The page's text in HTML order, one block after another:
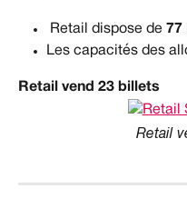
Retail dispose de 77
Les capacités des
Retail vend 23 billets
Retail